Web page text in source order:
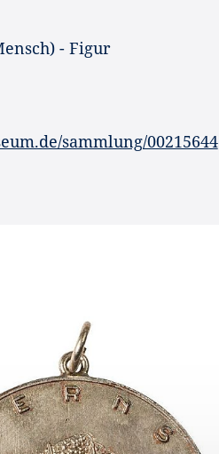
- Figur
sammlung/00215644